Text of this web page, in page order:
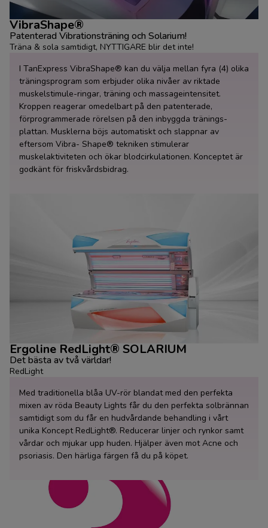
VibraShape®
Patenterad Vibrationsträning och Solarium!
Träna & sola samtidigt, NYTTIGARE blir det inte!
I TanExpress VibraShape® kan du välja mellan fyra (4) olika
träningsprogram som erbjuder olika nivåer av riktade
muskelstimule-ringar, träning och massageintensitet.
Kroppen reagerar omedelbart på den patenterade,
förprogrammerade rörelsen på den inbyggda tränings-
plattan. Musklerna böjs automatiskt och slappnar av
eftersom Vibra- Shape® tekniken stimulerar
muskelaktiviteten och ökar blodcirkulationen. Konceptet är
godkänt för friskvårdsbidrag.
Ergoline RedLight® SOLARIUM
Det bästa av två världar!
RedLight
Med traditionella blåa UV-rör blandat med den perfekta
mixen av röda Beauty Lights får du den perfekta solbrännan
samtidigt som du får en hudvårdande behandling i vårt
unika Koncept RedLight®. Reducerar linjer och rynkor samt
vårdar och mjukar upp huden. Hjälper även mot Acne och
psoriasis. Den härliga färgen få du på köpet.